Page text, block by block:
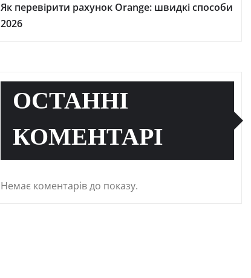
Як перевірити рахунок Orange: швидкі способи
2026
ОСТАННІ
КОМЕНТАРІ
Немає коментарів до показу.